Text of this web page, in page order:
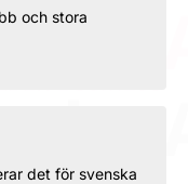
och stora
det för svenska